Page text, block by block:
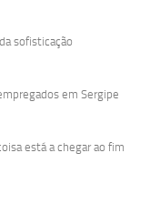
sofisticação
em Sergipe
está a chegar ao fim